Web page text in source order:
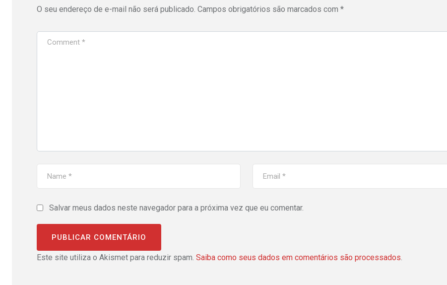
O seu endereço de e-mail não será publicado. Campos obrigatórios são marcados com *
Salvar meus dados neste navegador para a próxima vez que eu comentar.
Este site utiliza o Akismet para reduzir spam. Saiba como seus dados em comentários são processados.